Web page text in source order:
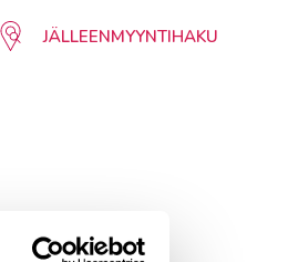
JÄLLEENMYYNTIHAKU